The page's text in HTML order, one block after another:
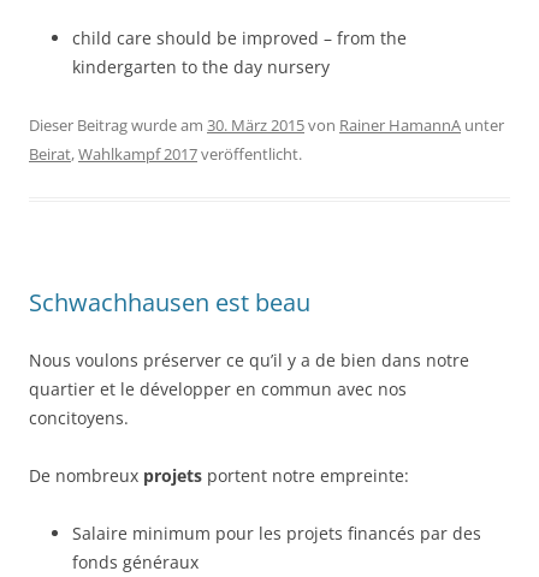
child care should be improved – from the
kindergarten to the day nursery
Dieser Beitrag wurde am 30. März 2015von Rainer HamannA unter
Beirat,Wahlkampf 2017veröffentlicht.
Schwachhausen est beau
Nous voulons préserver ce qu’il y a de bien dans notre
quartier et le développer en commun avec nos
concitoyens.
De nombreux projets portent notre empreinte:
Salaire minimum pour les projets financés par des
fonds généraux